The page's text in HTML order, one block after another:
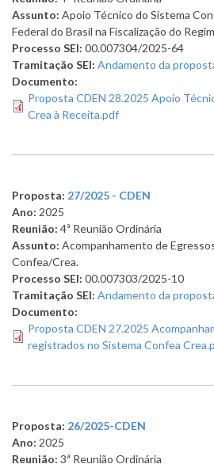
Assunto: Apoio Técnico do Sistema
Federal do Brasil na Fiscalização do
Processo SEI: 00.007304/2025-64
Tramitação SEI: Andamento da
Documento:
Proposta CDEN 28.2025 Apoio
Crea à Receita.pdf
Proposta: 27/2025 - CDEN
Ano: 2025
Reunião: 4ª Reunião Ordinária
Assunto: Acompanhamento de
Confea/Crea.
Processo SEI: 00.007303/2025-10
Tramitação SEI: Andamento da
Documento:
Proposta CDEN 27.2025
registrados no Sistema Confea
Proposta: 26/2025-CDEN
Ano: 2025
Reunião: 3ª Reunião Ordinária